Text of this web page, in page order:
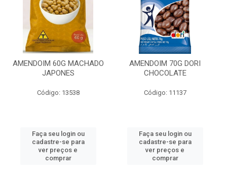
AMENDOIM 60G MACHADO
JAPONES
Código: 13538
Faça seu login ou
cadastre-se para
ver preços e
comprar
AMENDOIM 70G DORI
CHOCOLATE
Código: 11137
Faça seu login ou
cadastre-se para
ver preços e
comprar